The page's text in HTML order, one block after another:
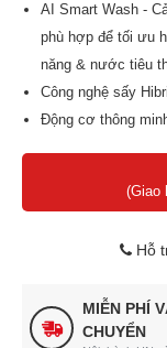
AI Smart Wash -
phù hợp để tối ưu
năng & nước tiêu
Công nghệ sấy
Động cơ thông
Hybrid Dry Lite -
lượng giặt để lựa
Tuổi thọ máy cao
(Giao
Hỗ
MIỄN PHÍ
CHUYỂN